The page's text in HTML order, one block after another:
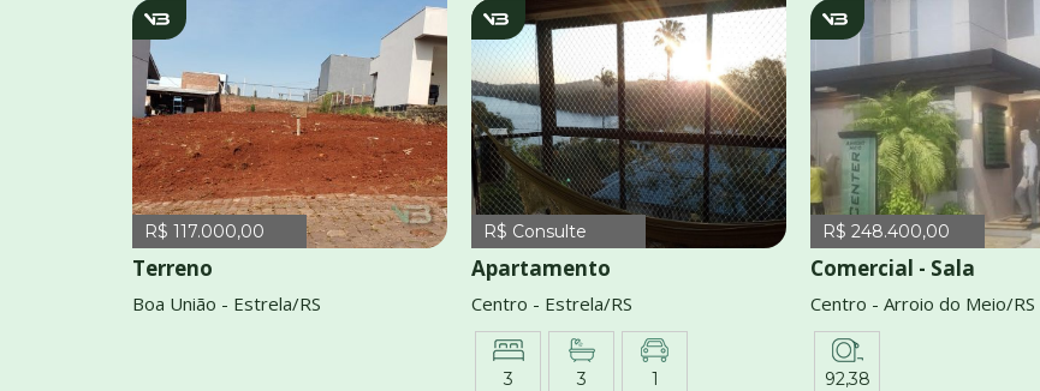
v1617
R$ 117.000,00
Terreno
Boa União - Estrela/RS
v1795
R$ Consulte
Apartamento
Centro - Estrela/RS
3 3 1
R$ 248.400,00
Comercial - Sala
Centro - Arroio do Meio/RS
92,38